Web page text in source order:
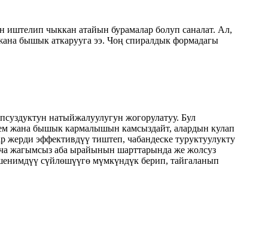
иштелип чыккан атайын бурамалар болуп саналат. Ал,
бышык аткарууга ээ. Чоң спиралдык формадагы
натыйжалуулугун жогорулатуу. Бул
жана бышык кармалышын камсыздайт, алардын кулап
эффективдүү тиштеп, чабандеске туруктуулукту
жагымсыз аба ырайынын шарттарында же жолсуз
сүйлөшүүгө мүмкүндүк берип, тайгаланып